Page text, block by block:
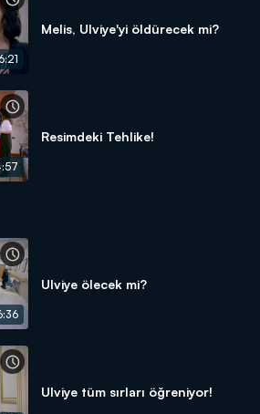
Melis, Ulviye'yi öldürecek mi?
Resimdeki Tehlike!
Ulviye ölecek mi?
Ulviye tüm sırları öğreniyor!